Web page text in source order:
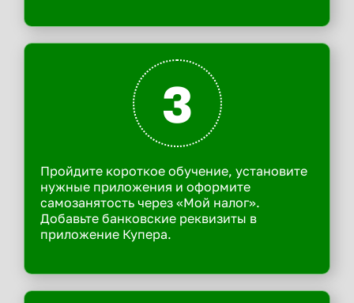
3
Пройдите короткое обучение, установите
нужные приложения и оформите
самозанятость через «Мой налог».
Добавьте банковские реквизиты в
приложение Купера.